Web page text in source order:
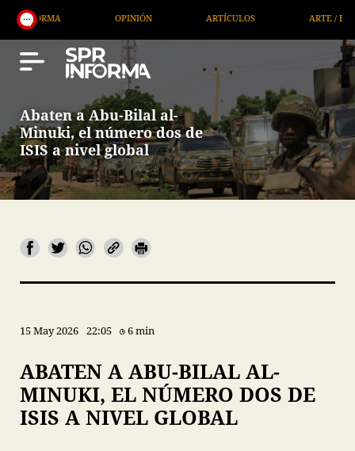
ARTE /
Abaten a Abu-Bilal al-
Minuki, el número dos de
ISIS a nivel global
15 May 2026 22:05 6 min
ABATEN A ABU-BILAL AL-
MINUKI, EL NÚMERO DOS DE
ISIS A NIVEL GLOBAL